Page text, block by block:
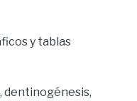
y tablas
, dentinogénesis,